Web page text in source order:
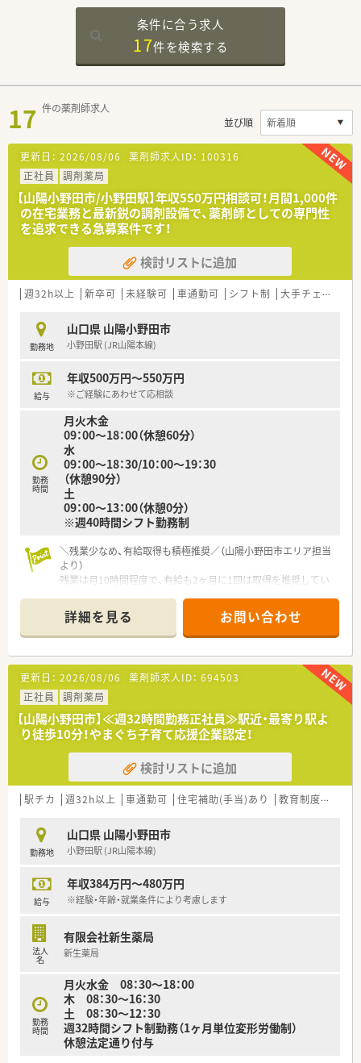
条件に合う求人
17件を検索する
17 件の薬剤師求人
並び順
更新日： 2026/08/06 薬剤師求人ID： 100316
正社員
調剤薬局
【山陽小野田市/小野田駅】年収550万円相談可！月間1,000件
の在宅業務と最新鋭の調剤設備で、薬剤師としての専門性
を追求できる急募案件です！
検討リストに追加
週32h以上 新卒可 未経験可 車通勤可 シフト制 大手チェーン以外
勤務地
山口県 山陽小野田市
小野田駅 (JR山陽本線)
給与
年収500万円～550万円
※ご経験にあわせて応相談
勤務
時間
月火木金
09：00～18：00（休憩60分）
水
09：00～18：30/10：00～19：30
（休憩90分）
土
09：00～13：00（休憩0分）
※週40時間シフト勤務制
＼残業少なめ、有給取得も積極推奨／（山陽小野田市エリア担当
より）
残業は月10時間程度で、有給も2ヶ月に1回は取得を推奨してい
充実させたい方にぴったりの職場ですよ。
【店舗情報と応需状況について】
■小野田駅から車で4分ほどの場所に位置しており、内科や胃腸
科など幅広い科目の処方箋をメインに受け付けています。
■1日あたりの処方箋枚数は50枚から60枚程度で、薬剤師は常勤
4名体制により落ち着いて業務に取り組める環境です。
■在宅業務のウェイトが非常に大きいことが特徴で、月間1,000
件もの訪問対応を行い地域の健康を支えています。
【募集背景と求める人物像について】
■さらなる体制強化を目指して募集を行っており、特にラストの
時間帯まで勤務が可能な方を積極的に採用しています。
■30代から40代の経験豊富な方を求めており、将来的には管理
■地域の方々との信頼関係を大切にしているため、明るい笑顔で
円滑なコミュニケーションを図れる方を募集しています。
■山口県内に密着して3店舗を展開しており、民医連に加盟する
ことで地域に根ざした公平な医療の提供を目指します。
査システムを活用して業務の効率化を図っています。
■地域支援体制加算の取得やジェネリック普及率90％超など、
質の高い経営を実践し地域医療に大きく貢献しています。
【職場環境と雰囲気】
■平均年齢は45歳とベテランから中堅まで落ち着いた層が活躍
しており、困ったときも相談しやすい温かな雰囲気です。
■3店舗間は車で30分圏内と近く連携が取りやすい環境で、電子
薬歴などの最新ICTツールも全店舗で完備しています。
詳細を見る お問い合わせ
更新日： 2026/08/06 薬剤師求人ID： 694503
正社員
調剤薬局
【山陽小野田市】≪週32時間勤務正社員≫駅近・最寄り駅よ
り徒歩10分！やまぐち子育て応援企業認定！
検討リストに追加
駅チカ 週32h以上 車通勤可 住宅補助(手当)あり 教育制度あり
勤務地
山口県 山陽小野田市
小野田駅 (JR山陽本線)
給与
年収384万円～480万円
※経験・年齢・就業条件により考慮します
法人
名
有限会社新生薬局
新生薬局
勤務
時間
月火水金 08：30～18：00
木 08：30～16：30
土 08：30～12：30
週32時間シフト制勤務（1ヶ月単位変形労働制）
休憩法定通り付与